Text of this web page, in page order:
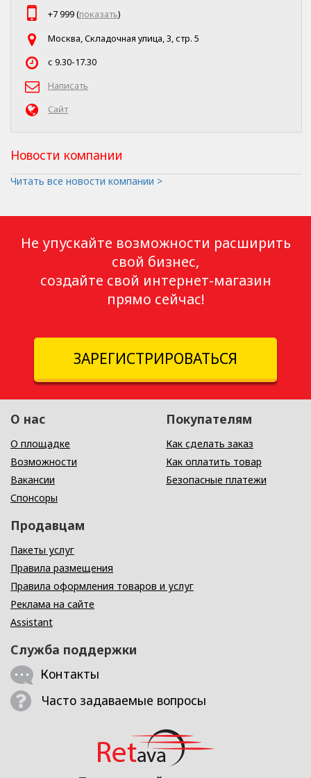
+7 999 (показать)
Москва, Складочная улица, 3, стр. 5
с 9.30-17.30
Написать
Сайт
Новости компании
Читать все новости компании >
Не упускайте возможности расширить
свой бизнес,
создайте свой интернет-магазин
прямо сейчас!
ЗАРЕГИСТРИРОВАТЬСЯ
О нас
О площадке
Возможности
Вакансии
Спонсоры
Покупателям
Как сделать заказ
Как оплатить товар
Безопасные платежи
Продавцам
Пакеты услуг
Правила размещения
Правила оформления товаров и услуг
Реклама на сайте
Assistant
Служба поддержки
Контакты
Часто задаваемые вопросы